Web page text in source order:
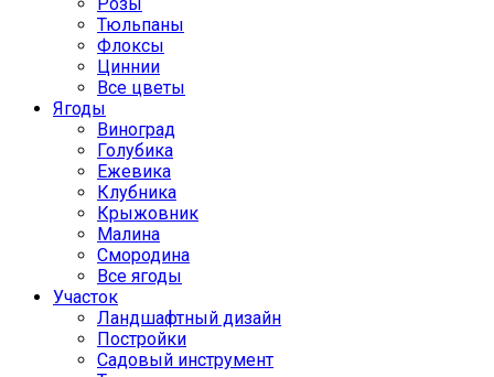
Розы
Тюльпаны
Флоксы
Циннии
Все цветы
Ягоды
Виноград
Голубика
Ежевика
Клубника
Крыжовник
Малина
Смородина
Все ягоды
Участок
Ландшафтный дизайн
Постройки
Садовый инструмент